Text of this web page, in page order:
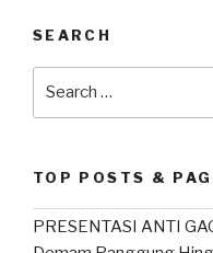
s
A
p
b
o
k
SEARCH
TOP POSTS &
PRESENTASI ANTI